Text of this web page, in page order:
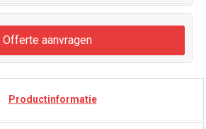
Offerte aanvragen
Productinformatie